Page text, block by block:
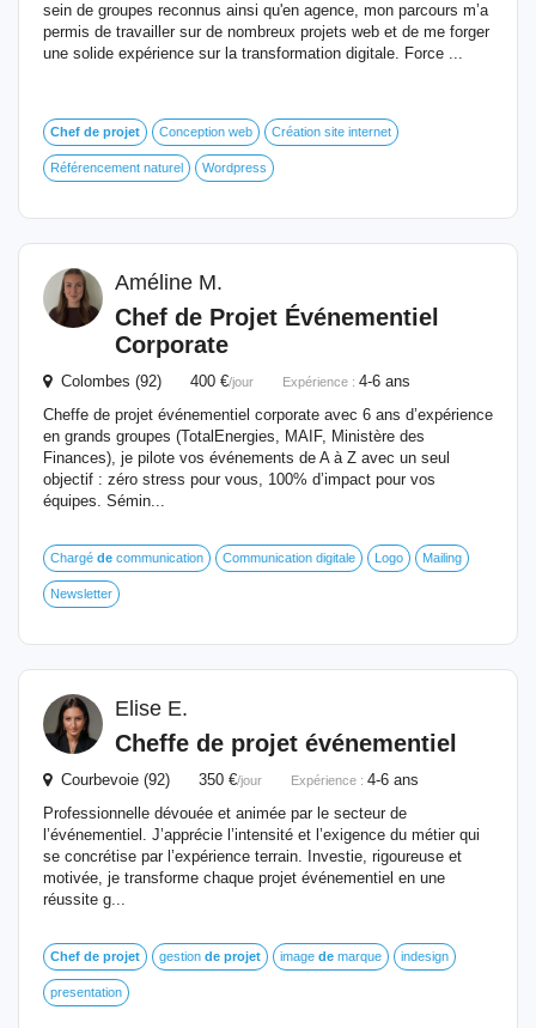
sein de groupes reconnus ainsi qu'en agence, mon parcours m’a
permis de travailler sur de nombreux projets web et de me forger
une solide expérience sur la transformation digitale. Force ...
Chef de projet Conception web Création site internet
Référencement naturel Wordpress
Améline M.
Chef de Projet Événementiel
Corporate
Colombes (92) 400 €/jour Expérience : 4-6 ans
Cheffe de projet événementiel corporate avec 6 ans d’expérience
en grands groupes (TotalEnergies, MAIF, Ministère des
Finances), je pilote vos événements de A à Z avec un seul
objectif : zéro stress pour vous, 100% d’impact pour vos
équipes. Sémin...
Chargé de communication Communication digitale Logo Mailing
Newsletter
Elise E.
Cheffe de projet événementiel
Courbevoie (92) 350 €/jour Expérience : 4-6 ans
Professionnelle dévouée et animée par le secteur de
l’événementiel. J’apprécie l’intensité et l’exigence du métier qui
se concrétise par l’expérience terrain. Investie, rigoureuse et
motivée, je transforme chaque projet événementiel en une
réussite g...
Chef de projet gestion de projet image de marque indesign
presentation